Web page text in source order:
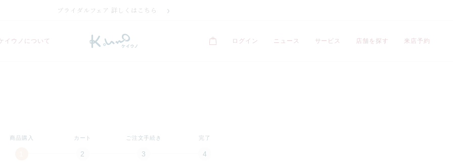
ブライダルフェア 詳しくはこちら
イウノについて ログイン ニュース サービス 店舗を探す 来店予約
商品購入 カート ご注文手続き 完了